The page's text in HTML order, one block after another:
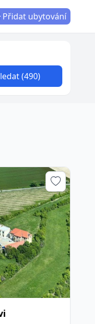
Přidat ubytování
(490)